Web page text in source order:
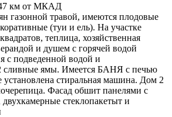
км от МКАД
газонной травой, имеются плодовые
(туи и ель). На участке
теплица, хозяйственная
и душем с горячей водой
с подведенной водой и
сливные ямы. Имеется БАНЯ с печью
стиральная машина. Дом 2
Фасад обшит панелями с
стеклопакетыт и